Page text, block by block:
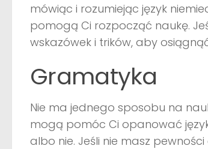
mówiąc i rozumiejąc język
pomogą Ci rozpocząć naukę.
wskazówek i trików, aby
Gramatyka
Nie ma jednego sposobu na
mogą pomóc Ci opanować
albo nie. Jeśli nie masz